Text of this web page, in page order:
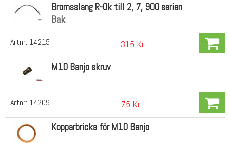
Artnr: 14215
Bromsslang R-Ok till 2, 7, 900 serien
Bak
315 Kr
Artnr: 14209
M10 Banjo skruv
75 Kr
Kopparbricka för M10 Banjo